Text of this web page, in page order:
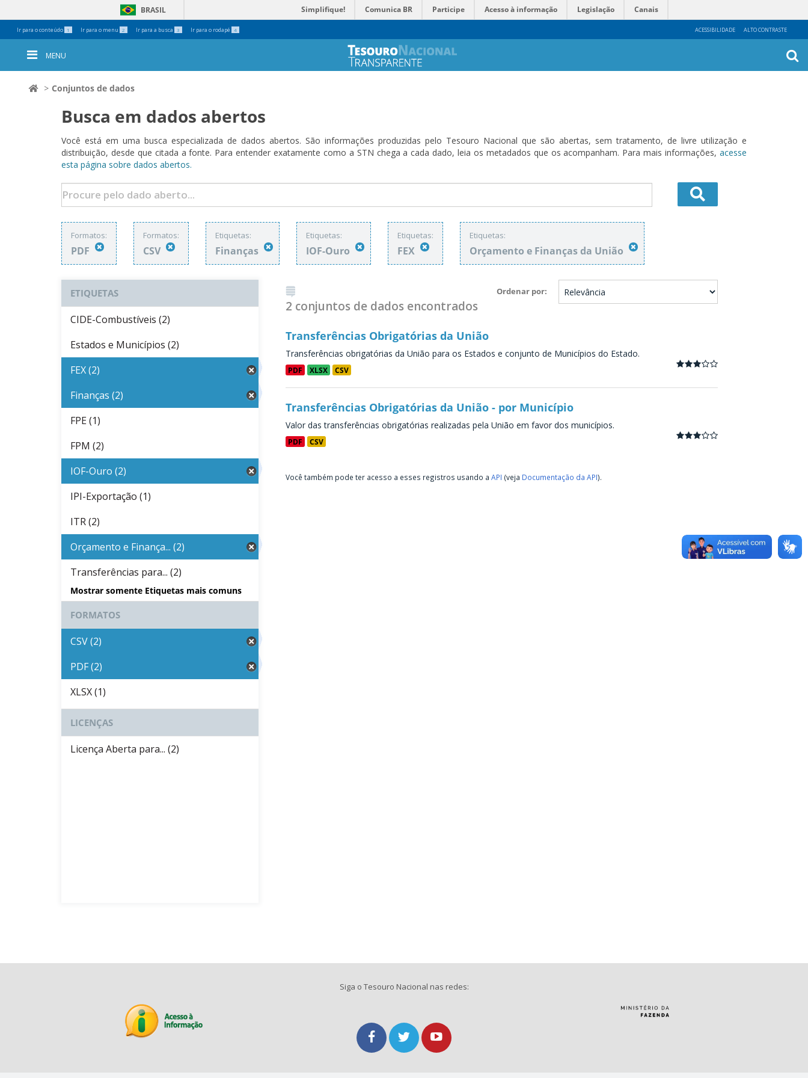
Ir para o conteúdo 1 Ir para o menu 2 Ir para a busca 3 Ir para o rodapé 4 ACESSIBILIDADE ALTO CONTRASTE
BRASIL Simplifique! Comunica BR Participe Acesso à informação Legislação Canais
Ferramentas
Pessoais
MENU
Conjuntos de dados
Busca em dados abertos
Você está em uma busca especializada de dados abertos. São informações produzidas pelo Tesouro Nacional que são abertas, sem tratamento, de livre utilização e
distribuição, desde que citada a fonte. Para entender exatamente como a STN chega a cada dado, leia os metadados que os acompanham. Para mais informações, acesse
esta página sobre dados abertos.
Formatos:
PDF
Formatos:
CSV
Etiquetas:
Finanças
Etiquetas:
IOF-Ouro
Etiquetas:
FEX
Etiquetas:
Orçamento e Finanças da União
Ordenar por
2 conjuntos de dados encontrados
Transferências Obrigatórias da União
Transferências obrigatórias da União para os Estados e conjunto de Municípios do Estado.
PDF XLSX CSV
Transferências Obrigatórias da União - por Município
Valor das transferências obrigatórias realizadas pela União em favor dos municípios.
PDF CSV
Você também pode ter acesso a esses registros usando a API (veja Documentação da API).
ETIQUETAS
CIDE-Combustíveis (2)
Estados e Municípios (2)
FEX (2)
Finanças (2)
FPE (1)
FPM (2)
IOF-Ouro (2)
IPI-Exportação (1)
ITR (2)
Orçamento e Finança... (2)
Transferências para... (2)
Mostrar somente Etiquetas mais comuns
FORMATOS
CSV (2)
PDF (2)
XLSX (1)
LICENÇAS
Licença Aberta para... (2)
Siga o Tesouro Nacional nas redes: